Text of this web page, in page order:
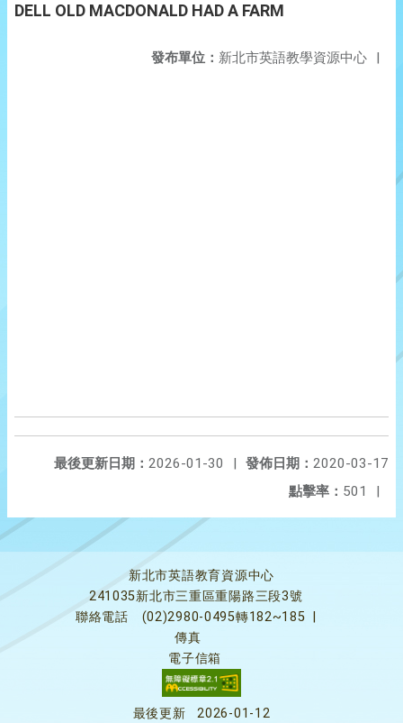
DELL OLD MACDONALD HAD A FARM
發布單位： 新北市英語教學資源中心 |
發佈日期： 2020-03-17
最後更新日期： 2026-01-30
|
點擊率： 501 |
新北市英語教育資源中心
241035新北市三重區重陽路三段3號
聯絡電話
(02)2980-0495轉182~185
傳真
電子信箱
最後更新 2026-01-12